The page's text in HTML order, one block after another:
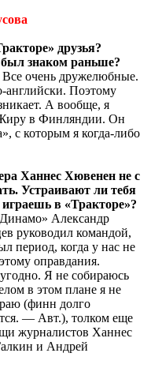
друзья?
знаком раньше?
Все очень дружелюбные.
английски. Поэтому
А вообще, я
Жиру в Финляндии. Он
с которым я когда-либо
Ханнес Хювенен не с
Устраивают ли тебя
в «Тракторе»?
Александр
руководил командой,
период, когда у нас не
оправдания.
Я не собираюсь
в этом плане я не
(финн долго
— Авт.), толком еще
журналистов Ханнес
и Андрей